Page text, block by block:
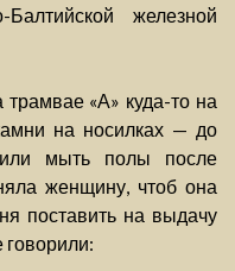
Балтийской железной
трамвае «А» куда-то на
на носилках — до
мыть полы после
женщину, чтоб она
поставить на выдачу